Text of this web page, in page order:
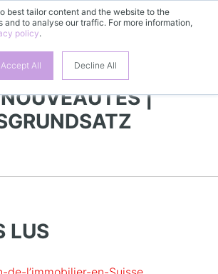
best tailor content and the website to the
and to analyse our traffic. For more information,
policy.
Accept All Decline All
FR
|
LUS